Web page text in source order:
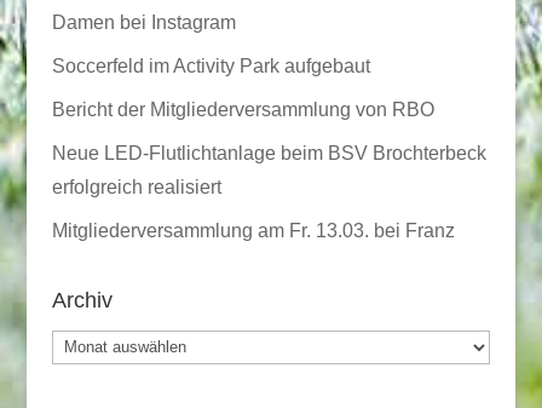
Damen bei Instagram
Soccerfeld im Activity Park aufgebaut
Bericht der Mitgliederversammlung von RBO
Neue LED-Flutlichtanlage beim BSV Brochterbeck
erfolgreich realisiert
Mitgliederversammlung am Fr. 13.03. bei Franz
Archiv
Archiv